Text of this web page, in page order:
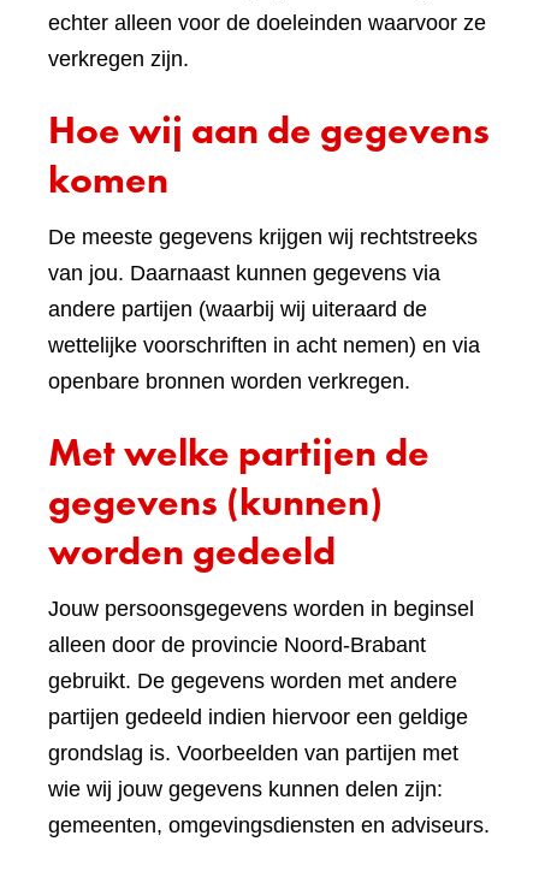
echter alleen voor de doeleinden waarvoor ze
verkregen zijn.
Hoe wij aan de gegevens
komen
De meeste gegevens krijgen wij rechtstreeks
van jou. Daarnaast kunnen gegevens via
andere partijen (waarbij wij uiteraard de
wettelijke voorschriften in acht nemen) en via
openbare bronnen worden verkregen.
Met welke partijen de
gegevens (kunnen)
worden gedeeld
Jouw persoonsgegevens worden in beginsel
alleen door de provincie Noord-Brabant
gebruikt. De gegevens worden met andere
partijen gedeeld indien hiervoor een geldige
grondslag is. Voorbeelden van partijen met
wie wij jouw gegevens kunnen delen zijn:
gemeenten, omgevingsdiensten en adviseurs.